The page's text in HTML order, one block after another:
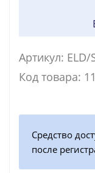
Артикул: ELD/
Код товара:
Средство
после